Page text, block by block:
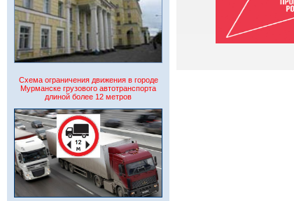
Схема ограничения движения в городе
Мурманске грузового автотранспорта
длиной более 12 метров